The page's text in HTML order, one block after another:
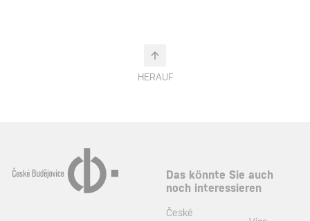
HERAUF
Das könnte Sie auch
noch interessieren
České